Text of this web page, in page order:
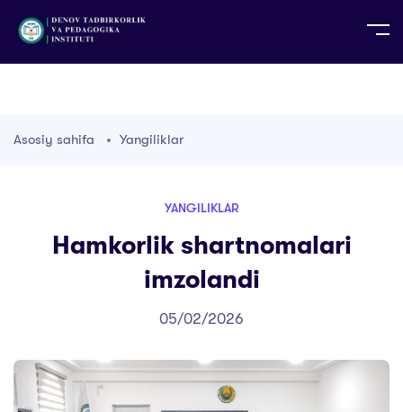
TG TR
Asosiy sahifa Yangiliklar
YANGILIKLAR
Hamkorlik shartnomalari
imzolandi
05/02/2026